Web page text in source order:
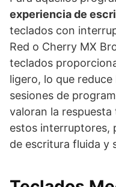
experiencia de
teclados con
Red o Cherry MX
teclados
ligero, lo que
sesiones de
valoran la
estos interruptores,
de escritura fluida y